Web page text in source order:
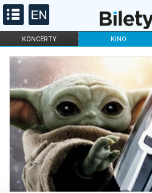
KONCERTY KINO
FILHARMONIA OPERA I BALET
DLA DZIECI